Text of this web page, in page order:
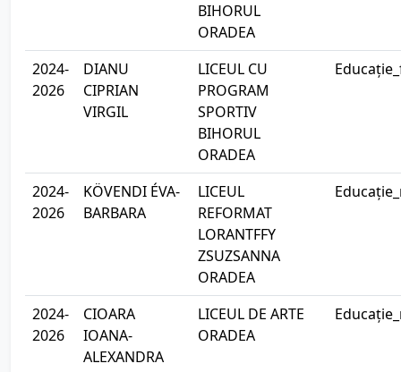
BIHORUL
ORADEA
2024-
2026
DIANU
CIPRIAN
VIRGIL
LICEUL CU
PROGRAM
SPORTIV
BIHORUL
ORADEA
2024-
2026
KÖVENDI ÉVA-
BARBARA
LICEUL
REFORMAT
LORANTFFY
ZSUZSANNA
ORADEA
2024-
2026
CIOARA
IOANA-
ALEXANDRA
LICEUL DE ARTE
ORADEA